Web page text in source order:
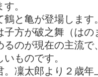
。
鶴と亀が登場します
子方が破之舞（は
るのが現在の主流
ものです。
凜太郎より２歳年